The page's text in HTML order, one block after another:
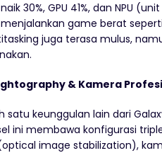
naik 30%, GPU 41%, dan NPU
game berat
juga terasa mulus,
& Kamera
satu keunggulan lain dari
ini membawa konfigurasi
image stabilization),